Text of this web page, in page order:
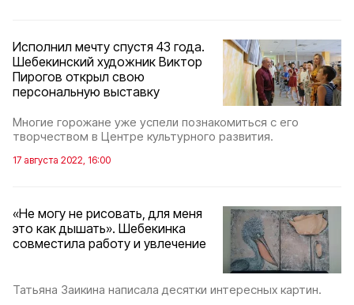
Исполнил мечту спустя 43 года.
Шебекинский художник Виктор
Пирогов открыл свою
персональную выставку
Многие горожане уже успели познакомиться с его
творчеством в Центре культурного развития.
17 августа 2022, 16:00
«Не могу не рисовать, для меня
это как дышать». Шебекинка
совместила работу и увлечение
Татьяна Заикина написала десятки интересных картин.